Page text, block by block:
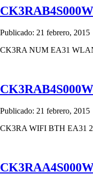
Publicado: 21 febrero, 2015
CK3RA NUM EA31
Publicado: 21 febrero, 2015
CK3RA WIFI BTH EA31